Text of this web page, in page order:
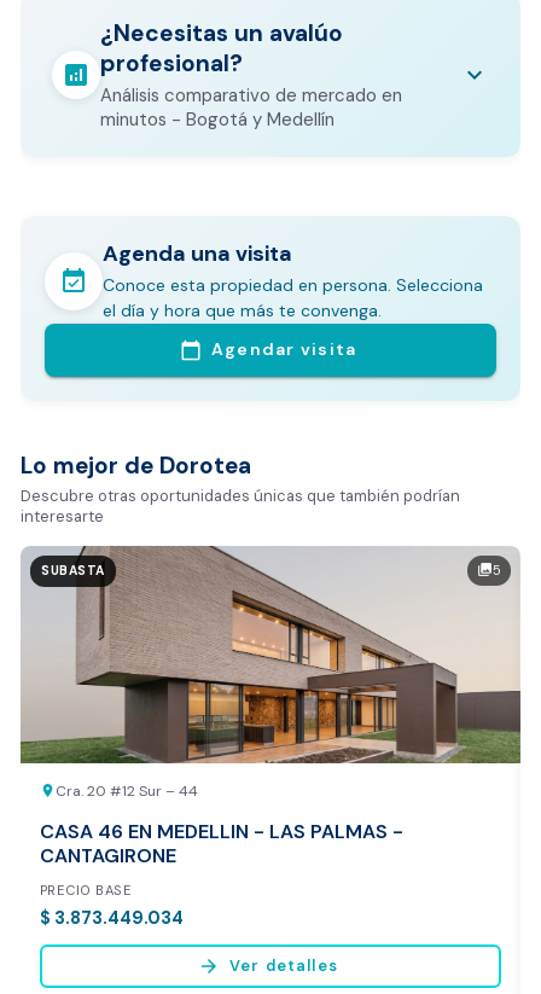
otros costos legales que varían según el
valor del inmueble.
CALCULADORA DE GASTOS NOTARIALES
analytics
¿Necesitas un avalúo
profesional?
Análisis comparativo de mercado en
minutos - Bogotá y Medellín
keyboard_arrow_down
En pocos minutos avalúa con este Análisis
Comparativo de Mercado (inicialmente
Bogotá y Medellín)
Análisis basado en datos reales:
Tiempo promedio de venta en la zona
Rango de precios de arriendo en el sector
Valor exclusivo para clientes de Dorotea:
20.000 COP
REALIZAR AVALÚO AHORA
event_available
Agenda una visita
Conoce esta propiedad en persona. Selecciona
el día y hora que más te convenga.
calendar_today Agendar visita
Lo mejor de Dorotea
Descubre otras oportunidades únicas que también podrían
interesarte
photo_library5
SUBASTA
location_on Cra. 20 #12 Sur – 44
CASA 46 EN MEDELLIN - LAS PALMAS -
CANTAGIRONE
PRECIO BASE
$ 3.873.449.034
arrow_forward Ver detalles